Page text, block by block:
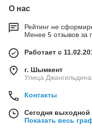
О нас
Рейтинг не
Менее 5 отзывов за
Работает с
г. Шымкент
Улица
Контакты
Сегодня выходной
Показать весь